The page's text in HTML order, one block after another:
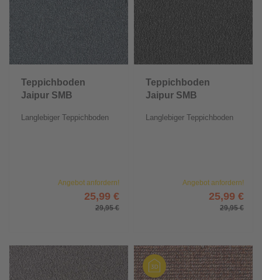
Teppichboden
Jaipur SMB
Langlebiger Teppichboden
Angebot anfordern!
25,99 €
29,95 €
Teppichboden
Jaipur SMB
Langlebiger Teppichboden
Angebot anfordern!
25,99 €
29,95 €